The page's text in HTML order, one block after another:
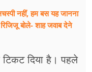
नहीं, हम बस यह जानना
बोले- शाह जवाब देने
दिया है। पहले